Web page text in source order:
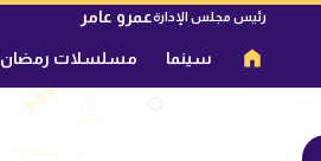
رئيس مجلس الإدارةعمرو عامر
سينما مسلسلات رمضان 2026